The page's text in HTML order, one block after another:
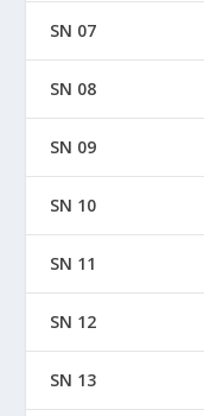
SN 07
SN 08
SN 09
SN 10
SN 11
SN 12
SN 13